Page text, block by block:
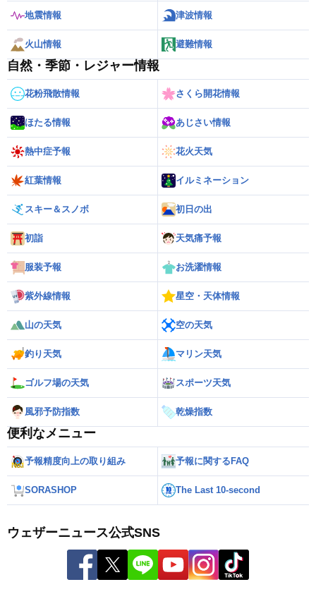
地震情報 津波情報
火山情報 避難情報
自然・季節・レジャー情報
花粉飛散情報 さくら開花情報
ほたる情報 あじさい情報
熱中症予報 花火天気
紅葉情報 イルミネーション
スキー＆スノボ 初日の出
初詣 天気痛予報
服装予報 お洗濯情報
紫外線情報 星空・天体情報
山の天気 空の天気
釣り天気 マリン天気
ゴルフ場の天気 スポーツ天気
風邪予防指数 乾燥指数
便利なメニュー
予報精度向上の取り組み 予報に関するFAQ
SORASHOP The Last 10-second
ウェザーニュース公式SNS